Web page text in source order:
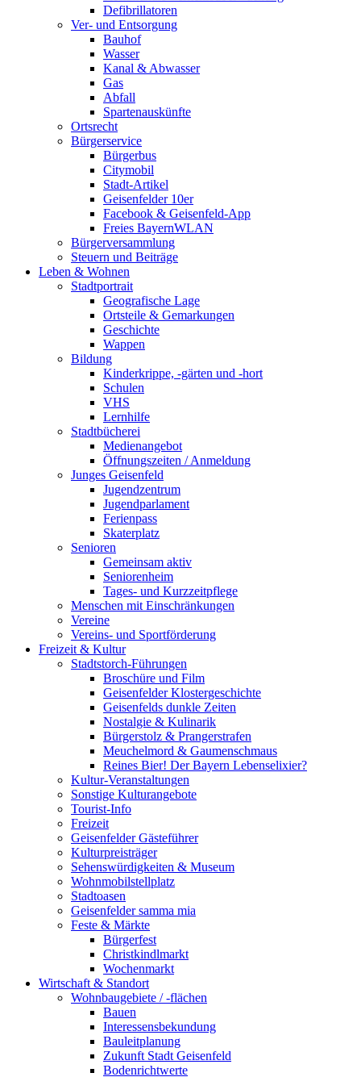
Defibrillatoren
Ver- und Entsorgung
Bauhof
Wasser
Kanal & Abwasser
Gas
Abfall
Spartenauskünfte
Ortsrecht
Bürgerservice
Bürgerbus
Citymobil
Stadt-Artikel
Geisenfelder 10er
Facebook & Geisenfeld-App
Freies BayernWLAN
Bürgerversammlung
Steuern und Beiträge
Leben & Wohnen
Stadtportrait
Geografische Lage
Ortsteile & Gemarkungen
Geschichte
Wappen
Bildung
Kinderkrippe, -gärten und -hort
Schulen
VHS
Lernhilfe
Stadtbücherei
Medienangebot
Öffnungszeiten / Anmeldung
Junges Geisenfeld
Jugendzentrum
Jugendparlament
Ferienpass
Skaterplatz
Senioren
Gemeinsam aktiv
Seniorenheim
Tages- und Kurzzeitpflege
Menschen mit Einschränkungen
Vereine
Vereins- und Sportförderung
Freizeit & Kultur
Stadtstorch-Führungen
Broschüre und Film
Geisenfelder Klostergeschichte
Geisenfelds dunkle Zeiten
Nostalgie & Kulinarik
Bürgerstolz & Prangerstrafen
Meuchelmord & Gaumenschmaus
Reines Bier! Der Bayern Lebenselixier?
Kultur-Veranstaltungen
Sonstige Kulturangebote
Tourist-Info
Freizeit
Geisenfelder Gästeführer
Kulturpreisträger
Sehenswürdigkeiten & Museum
Wohnmobilstellplatz
Stadtoasen
Geisenfelder samma mia
Feste & Märkte
Bürgerfest
Christkindlmarkt
Wochenmarkt
Wirtschaft & Standort
Wohnbaugebiete / -flächen
Bauen
Interessensbekundung
Bauleitplanung
Zukunft Stadt Geisenfeld
Bodenrichtwerte